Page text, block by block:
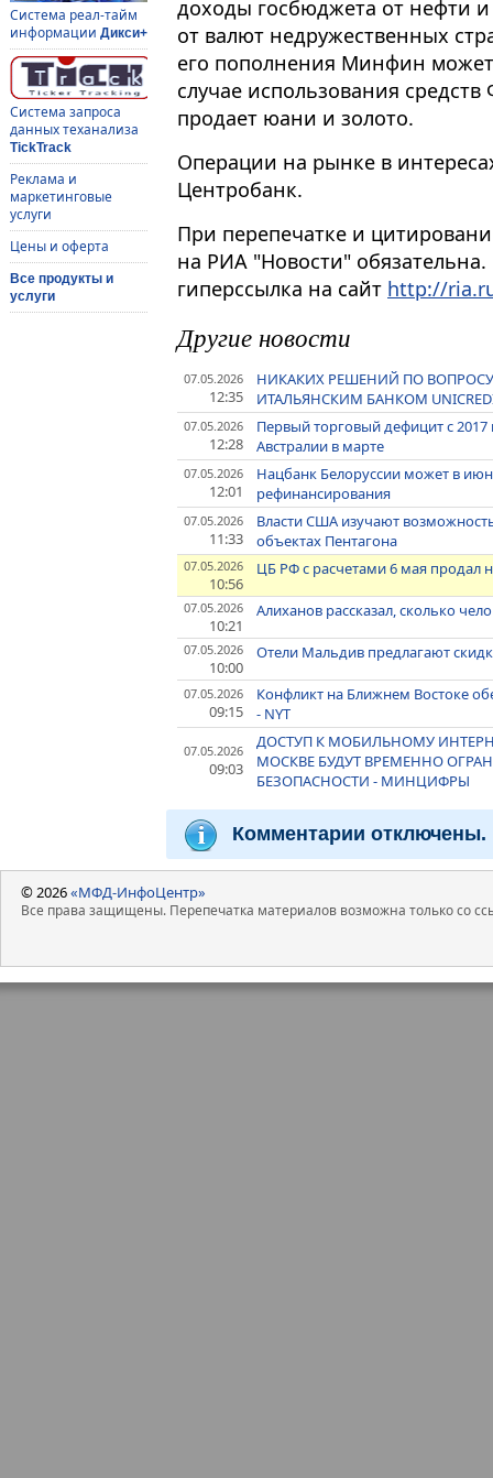
Система реал-тайм
информации Дикси+
Система запроса
данных теханализа
TickTrack
Реклама и
маркетинговые
услуги
Цены и оферта
Все продукты и
услуги
доходы госбюджета от нефти и
от валют недружественных
его пополнения Минфин
случае использования
продает юани и золото.
Операции на рынке в
Центробанк.
При перепечатке и
на РИА "Новости"
гиперссылка на сайт http://
Другие новости
07.05.2026
12:35
НИКАКИХ РЕШЕНИЙ ПО
ИТАЛЬЯНСКИМ БАНКОМ
07.05.2026
12:28
Первый торговый дефицит с
Австралии в марте
07.05.2026
12:01
Нацбанк Белоруссии может в
рефинансирования
07.05.2026
11:33
Власти США изучают
объектах Пентагона
07.05.2026
10:56
ЦБ РФ с расчетами 6 мая продал
07.05.2026
10:21
Алиханов рассказал, сколько
07.05.2026
10:00
Отели Мальдив предлагают
07.05.2026
09:15
Конфликт на Ближнем Востоке
- NYT
07.05.2026
09:03
ДОСТУП К МОБИЛЬНОМУ
МОСКВЕ БУДУТ ВРЕМЕННО
БЕЗОПАСНОСТИ - МИНЦИФРЫ
Комментарии отключены.
© 2026«МФД-ИнфоЦентр»
Все права защищены. Перепечатка материалов возможна только со